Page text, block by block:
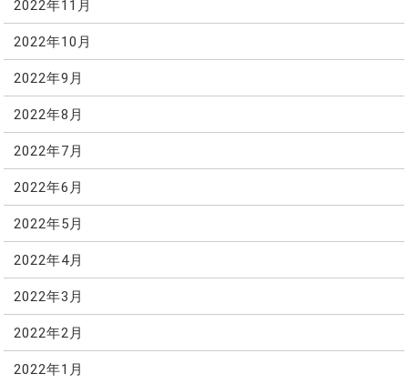
2022年11月
2022年10月
2022年9月
2022年8月
2022年7月
2022年6月
2022年5月
2022年4月
2022年3月
2022年2月
2022年1月